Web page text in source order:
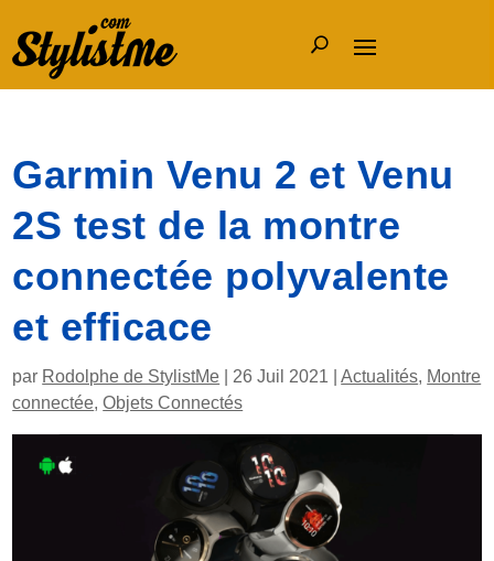
Garmin Venu 2 et Venu
2S test de la montre
connectée polyvalente
et efficace
par Rodolphe de StylistMe 26 Juil 2021 |Actualités, Montre
connectée,Objets Connectés